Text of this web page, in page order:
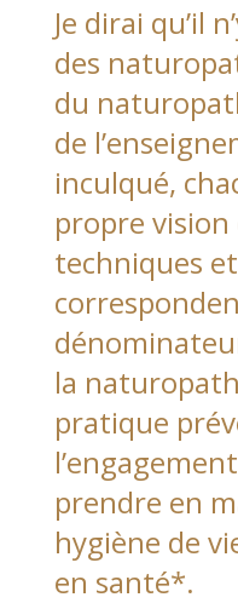
Je dirai qu’il
des
du
de
inculqué,
propre
techniques
la
pratique
prendre en
hygiène de
en santé*.